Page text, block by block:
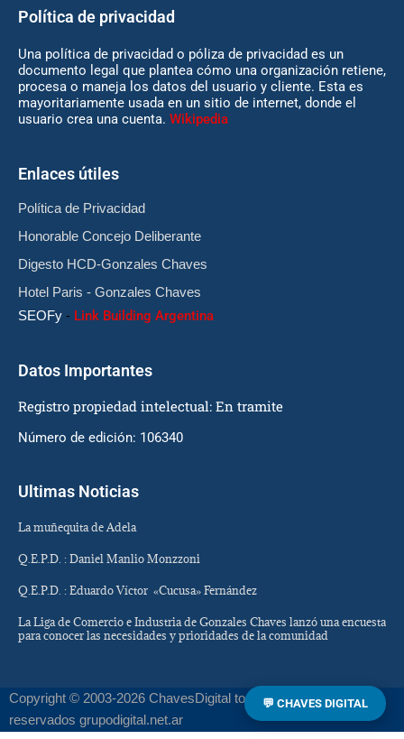
Política de privacidad
Una política de privacidad o póliza de privacidad es un
documento legal que plantea cómo una organización retiene,
procesa o maneja los datos del usuario y cliente. Esta es
mayoritariamente usada en un sitio de internet, donde el
usuario crea una cuenta. Wikipedia
Enlaces útiles
Política de Privacidad
Honorable Concejo Deliberante
Digesto HCD-Gonzales Chaves
Hotel Paris - Gonzales Chaves
SEOFy - Link Building Argentina
Datos Importantes
Registro propiedad intelectual: En tramite
Número de edición: 106340
Ultimas Noticias
La muñequita de Adela
Q.E.P.D. : Daniel Manlio Monzzoni
Q.E.P.D. : Eduardo Víctor «Cucusa» Fernández
La Liga de Comercio e Industria de Gonzales Chaves lanzó una encuesta
para conocer las necesidades y prioridades de la comunidad
Copyright © 2003-2026 ChavesDigital todos los derechos
reservados grupodigital.net.ar
💬 CHAVES DIGITAL